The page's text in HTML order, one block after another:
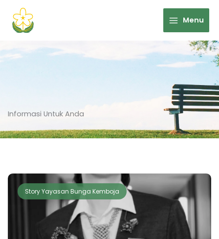
content
Menu
Informasi Untuk Anda
Story Yayasan Bunga Kemboja